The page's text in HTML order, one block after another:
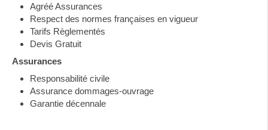
Agréé Assurances
Respect des normes françaises en vigueur
Tarifs Règlementés
Devis Gratuit
Assurances
Responsabilité civile
Assurance dommages-ouvrage
Garantie décennale